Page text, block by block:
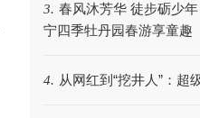
3. 春风沐芳华 徒步砺少
宁四季牡丹园春游享童趣
4. 从网红到“挖井人”：超